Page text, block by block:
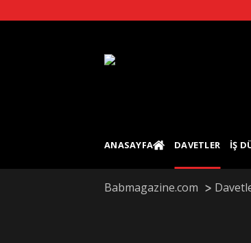
to
ANASAYFA DAVETLER İŞ
Babmagazine.com